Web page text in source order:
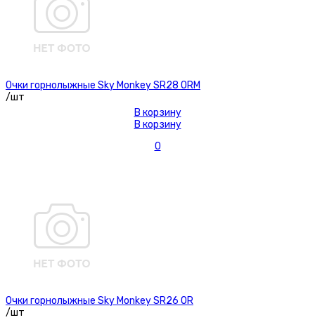
Очки горнолыжные Sky Monkey SR28 ORM
/шт
В корзину
В корзину
0
Очки горнолыжные Sky Monkey SR26 OR
/шт